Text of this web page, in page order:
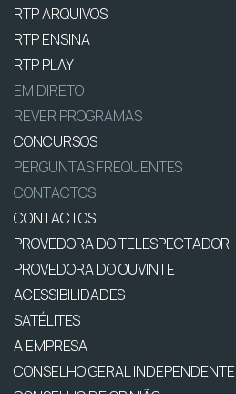
RTP ARQUIVOS
RTP ENSINA
RTP PLAY
EM DIRETO
REVER PROGRAMAS
CONCURSOS
PERGUNTAS FREQUENTES
CONTACTOS
CONTACTOS
PROVEDORA DO TELESPECTADOR
PROVEDORA DO OUVINTE
ACESSIBILIDADES
SATÉLITES
A EMPRESA
CONSELHO GERAL INDEPENDENTE